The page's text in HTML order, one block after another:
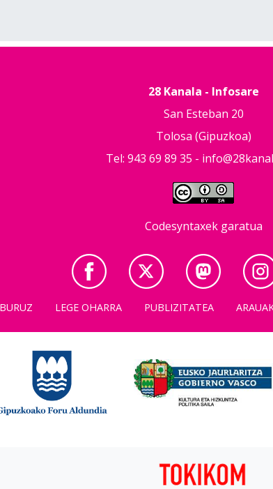
28 Kanala - Infosare
San Esteban 20
Tolosa (Gipuzkoa)
Tel: 943 69 89 35 -
Codesyntaxek garatua
LEGE OHARRA PUBLIZITATEA